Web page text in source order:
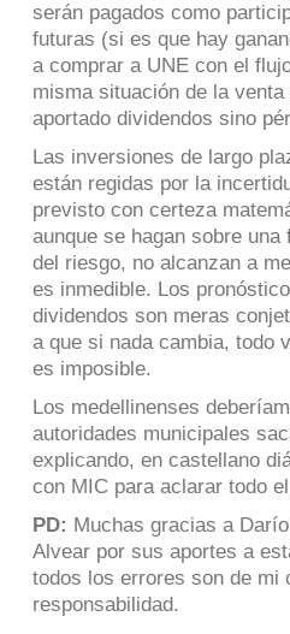
serán pagados como
futuras (si es que hay
a comprar a UNE con el
misma situación de la venta
aportado dividendos sino
Las inversiones de largo
están regidas por la
previsto con certeza
aunque se hagan sobre una
del riesgo, no alcanzan a
es inmedible. Los
dividendos son meras
a que si nada cambia, todo
es imposible.
Los medellinenses
autoridades municipales
explicando, en castellano
con MIC para aclarar todo
PD: Muchas gracias a
Alvear por sus aportes a
todos los errores son de mi
responsabilidad.